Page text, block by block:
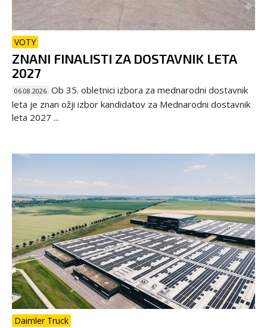
VOTY
ZNANI FINALISTI ZA DOSTAVNIK LETA
2027
06.08.2026 Ob 35. obletnici izbora za mednarodni dostavnik
leta je znan ožji izbor kandidatov za Mednarodni dostavnik
leta 2027 ...
Daimler Truck